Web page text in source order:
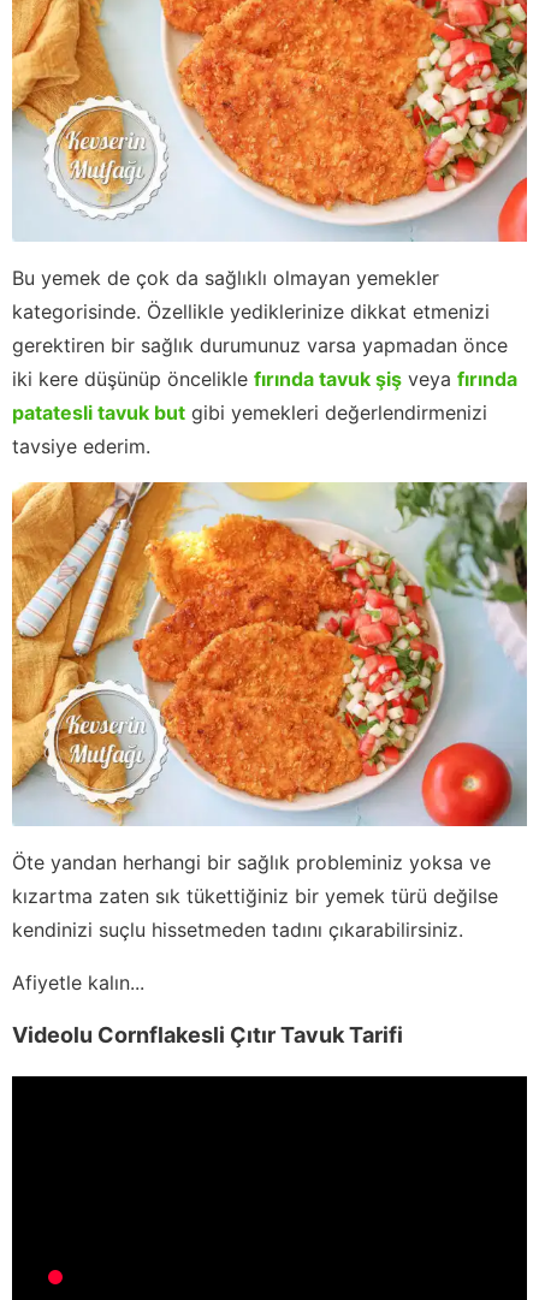
Bu yemek de çok da sağlıklı olmayan yemekler
kategorisinde. Özellikle yediklerinize dikkat etmenizi
gerektiren bir sağlık durumunuz varsa yapmadan önce
iki kere düşünüp öncelikle fırında tavuk şiş veya fırında
patatesli tavuk but gibi yemekleri değerlendirmenizi
tavsiye ederim.
Öte yandan herhangi bir sağlık probleminiz yoksa ve
kızartma zaten sık tükettiğiniz bir yemek türü değilse
kendinizi suçlu hissetmeden tadını çıkarabilirsiniz.
Afiyetle kalın...
Videolu Cornflakesli Çıtır Tavuk Tarifi